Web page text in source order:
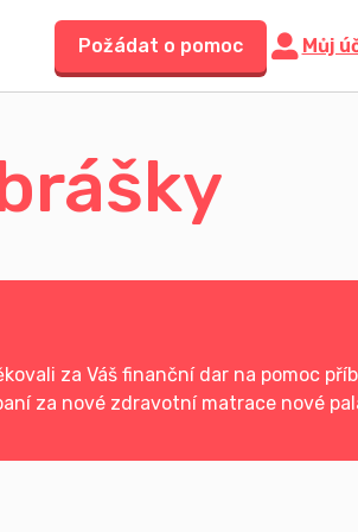
Požádat o pomoc Můj
za Váš finanční dar na pomoc
za nové zdravotní matrace nové